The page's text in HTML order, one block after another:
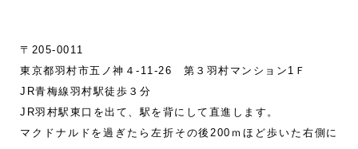
〒205-0011
東京都羽村市五ノ神４-11‐26 第３羽村マンション1Ｆ
JR青梅線羽村駅徒歩３分
JR羽村駅東口を出て、駅を背にして直進します。
マクドナルドを過ぎたら左折その後200ｍほど歩いた右側に